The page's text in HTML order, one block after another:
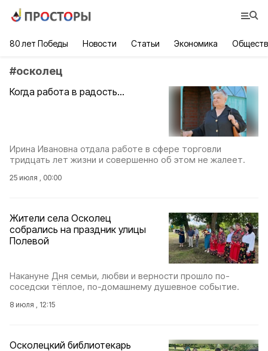
80 лет Победы Новости Статьи Экономика
#осколец
Когда работа в радость…
Ирина Ивановна отдала работе в сфере торговли
тридцать лет жизни и совершенно об этом не жалеет.
25 июля , 00:00
Жители села Осколец
собрались на праздник улицы
Полевой
Накануне Дня семьи, любви и верности прошло по-
соседски тёплое, по-домашнему душевное событие.
8 июля , 12:15
Осколецкий библиотекарь